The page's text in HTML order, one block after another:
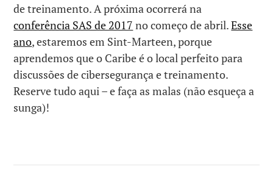
de treinamento. A próxima ocorrerá na
conferência SAS de 2017 no começo de abril.Esse
ano, estaremos em Sint-Marteen, porque
aprendemos que o Caribe é o local perfeito para
discussões de cibersegurança e treinamento.
Reserve tudo aqui – e faça as malas (não esqueça a
sunga)!